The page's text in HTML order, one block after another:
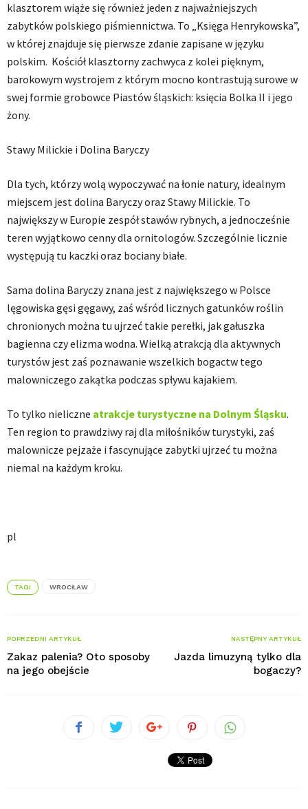
klasztorem wiąże się również jeden z najważniejszych
zabytków polskiego piśmiennictwa. To „Księga Henrykowska”,
w której znajduje się pierwsze zdanie zapisane w języku
polskim. Kościół klasztorny zachwyca z kolei pięknym,
barokowym wystrojem z którym mocno kontrastują surowe w
swej formie grobowce Piastów śląskich: księcia Bolka II i jego
żony.
Stawy Milickie i Dolina Baryczy
Dla tych, którzy wolą wypoczywać na łonie natury, idealnym
miejscem jest dolina Baryczy oraz Stawy Milickie. To
największy w Europie zespół stawów rybnych, a jednocześnie
teren wyjątkowo cenny dla ornitologów. Szczególnie licznie
występują tu kaczki oraz bociany białe.
Sama dolina Baryczy znana jest z największego w Polsce
lęgowiska gęsi gęgawy, zaś wśród licznych gatunków roślin
chronionych można tu ujrzeć takie perełki, jak gałuszka
bagienna czy elizma wodna. Wielką atrakcją dla aktywnych
turystów jest zaś poznawanie wszelkich bogactw tego
malowniczego zakątka podczas spływu kajakiem.
To tylko nieliczne atrakcje turystyczne na Dolnym Śląsku.
Ten region to prawdziwy raj dla miłośników turystyki, zaś
malownicze pejzaże i fascynujące zabytki ujrzeć tu można
niemal na każdym kroku.
pl
TAGI WROCŁAW
POPRZEDNI ARTYKUŁ
Zakaz palenia? Oto sposoby
na jego obejście
NASTĘPNY ARTYKUŁ
Jazda limuzyną tylko dla
bogaczy?